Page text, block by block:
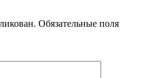
Обязательные поля